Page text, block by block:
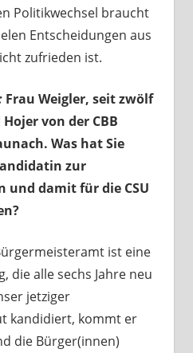
Politikwechsel braucht
Entscheidungen aus
zufrieden ist.
Frau Weigler, seit zwölf
von der CBB
Was hat Sie
zur
und damit für die CSU
ist eine
die alle sechs Jahre neu
jetziger
kandidiert, kommt er
die Bürger(innen)